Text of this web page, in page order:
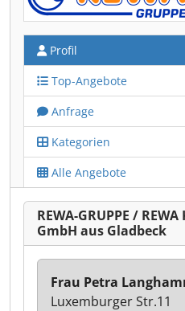
Profil
Top-Angebote
Anfrage
Kategorien
Alle Angebote
REWA-GRUPPE /
GmbH aus Gladbeck
Frau Petra
Luxemburger Str.11